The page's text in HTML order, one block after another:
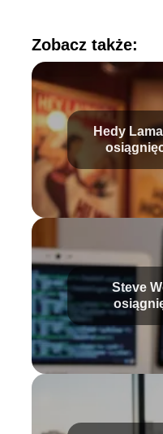
Zobacz także:
Hedy
Steve